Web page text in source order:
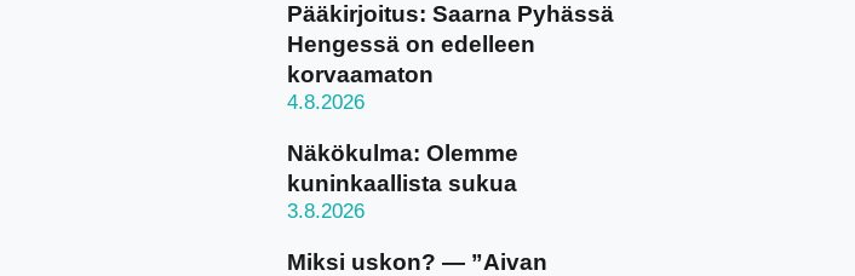
Pääkirjoitus: Saarna Pyhässä
Hengessä on edelleen
korvaamaton
4.8.2026
Näkökulma: Olemme
kuninkaallista sukua
3.8.2026
Miksi uskon? — ”Aivan